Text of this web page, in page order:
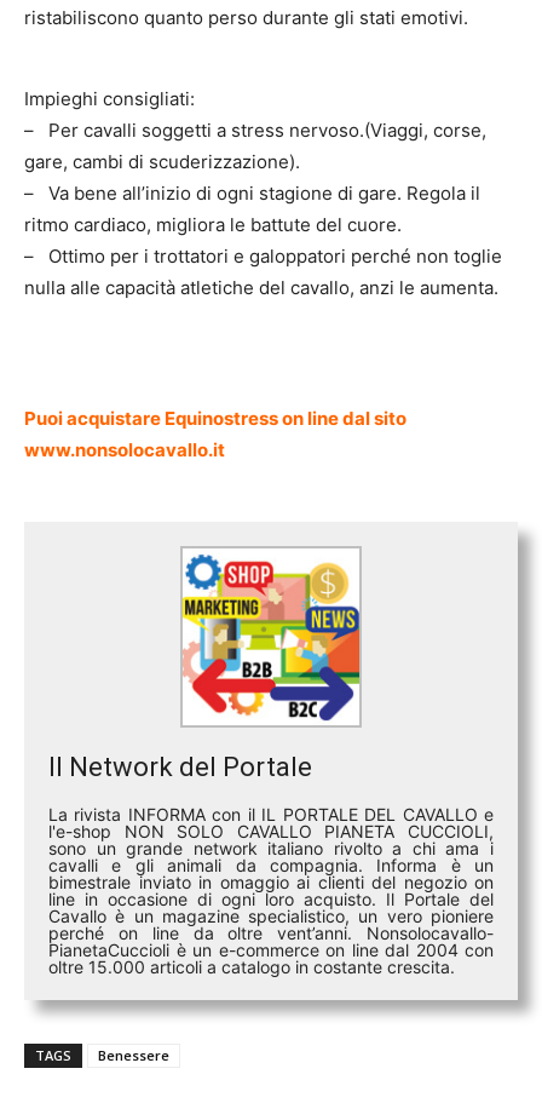
ristabiliscono quanto perso durante gli stati emotivi.
Impieghi consigliati:
– Per cavalli soggetti a stress nervoso.(Viaggi, corse,
gare, cambi di scuderizzazione).
– Va bene all’inizio di ogni stagione di gare. Regola il
ritmo cardiaco, migliora le battute del cuore.
– Ottimo per i trottatori e galoppatori perché non toglie
nulla alle capacità atletiche del cavallo, anzi le aumenta.
Puoi acquistare Equinostress on line dal sito
www.nonsolocavallo.it
Il Network del Portale
La rivista INFORMA con il IL PORTALE DEL CAVALLO e
l'e-shop NON SOLO CAVALLO PIANETA CUCCIOLI,
sono un grande network italiano rivolto a chi ama i
cavalli e gli animali da compagnia. Informa è un
bimestrale inviato in omaggio ai clienti del negozio on
line in occasione di ogni loro acquisto. Il Portale del
Cavallo è un magazine specialistico, un vero pioniere
perché on line da oltre vent’anni. Nonsolocavallo-
PianetaCuccioli è un e-commerce on line dal 2004 con
oltre 15.000 articoli a catalogo in costante crescita.
TAGS Benessere